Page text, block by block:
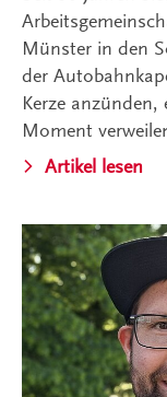
Münster in den
der
Kerze anzünden,
Moment
Artikel lesen